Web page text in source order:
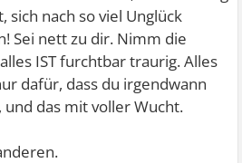
nach so viel Unglück
Sei nett zu dir. Nimm die
IST furchtbar traurig. Alles
dafür, dass du irgendwann
das mit voller Wucht.